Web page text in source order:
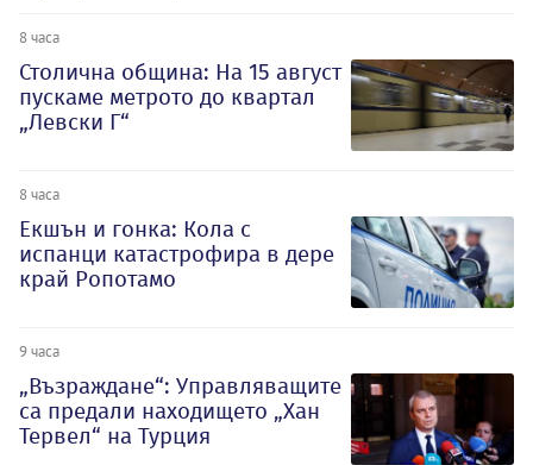
8 часа
Столична община: На 15 август
пускаме метрото до квартал
„Левски Г“
8 часа
Екшън и гонка: Кола с
испанци катастрофира в дере
край Ропотамо
9 часа
„Възраждане“: Управляващите
са предали находището „Хан
Тервел“ на Турция